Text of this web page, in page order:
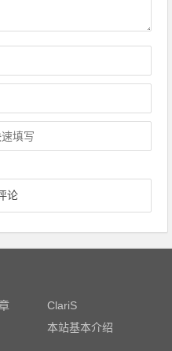
ClariS
本站基本介绍